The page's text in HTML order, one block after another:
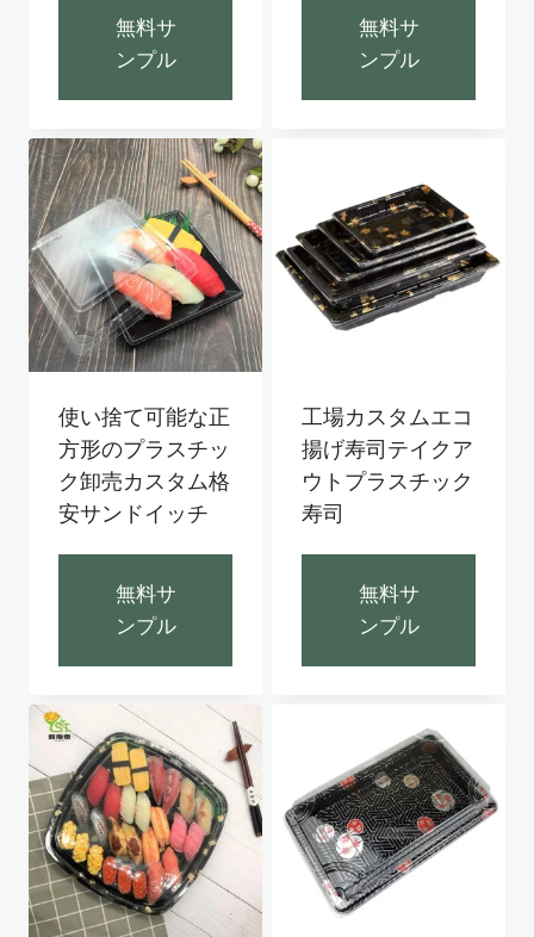
無料サ
ンプル
無料サ
ンプル
使い捨て可能な正
方形のプラスチッ
ク卸売カスタム格
安サンドイッチ
無料サ
ンプル
工場カスタムエコ
揚げ寿司テイクア
ウトプラスチック
寿司
無料サ
ンプル